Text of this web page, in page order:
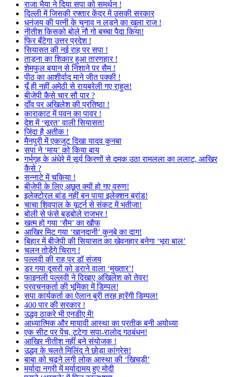
राजा भैया ने दिया सपा को समर्थन !
दिल्ली में जिसकी रफ्तार केंद्र में उसकी सरकार
धनंजय की पत्नी के चुनाव न लड़ने का खुला राज !
नीतीश किसको बोले नौ गो बच्चा पैदा किया!
फिर बँटेगा उत्तर प्रदेश !
सियासत की नई राह पर सपा !
ताड़ना का शिकार हुआ तारणहार !
शेमफुल बयान से निशाने पर सैम !
पीठ का आशीर्वाद माने जीत पक्की !
यूँ ही नहीं अमेठी से रायबरेली गए राहुल!
बीजेपी कैसे चार सौ पार ?
दाँव पर अखिलेश की प्रतिष्ठा !
काराकाट में पवन का पावर !
देश में ‘सूरत’ वाली सियासत!
जिंदा है अतीक !
मैनपुरी में एकजुट दिखा यादव कुनबा
सपा ने ‘माय’ को किया बाय
गर्भगृह के अंधेरे में सूर्य किरणों से दमक उठा रामलला का ललाट, आखिर
कैसे ?
सन्नाटे में चकिया !
बीजेपी के लिए अछूत क्यों हो गए वरुण!
इलेक्टोरल बांड नहीं बन पाया इलेक्शन ब्रांड!
चाचा शिवपाल के यूटर्न से संकट में भतीजा!
बोली से फंसे बड़बोले राजभर !
खत्म हो गया ‘सैम’ का खौफ
आखिर मिट गया ‘खानदानी’ कुनबे का दाग!
बिहार में बीजेपी की सियासत का खेवनहार बनेगा ‘भूरा बाल’
चलन तोड़ेंगे चिराग !
पल्लवी की राह पर डॉ संजय
डर गया दूसरों को डराने वाला ‘मुख्तार’!
फाइनली पल्लवी ने दिखाए अखिलेश को तेवर!
प्रवचनकर्ता की भूमिका में डिम्पल!
सपा कार्यकर्ता का ऐलान बुरी तरह हारेंगी डिम्पल!
400 पार की सरकार !
उद्धव ठाकरे भी एनडीए में!
आध्यात्मिक और मायावी आस्था का प्रतीक बनी अयोध्या
एक सीट पर पेंच, टूटेगा सपा-रालोद गठबंधन!
आखिर नीतीश नहीं बने संयोजक !
उद्धव के चलते मिलिंद ने छोड़ा कांग्रेस!
बाबा को चढ़ने लगी लोक आस्था की ‘खिचड़ी’
मर्यादा नगरी में मर्यादामय हुए मोदी